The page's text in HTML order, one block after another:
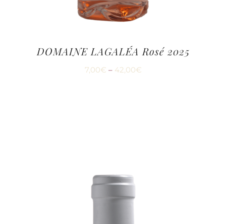
DOMAINE LAGALÉA Rosé 2025
7,00€ – 42,00€